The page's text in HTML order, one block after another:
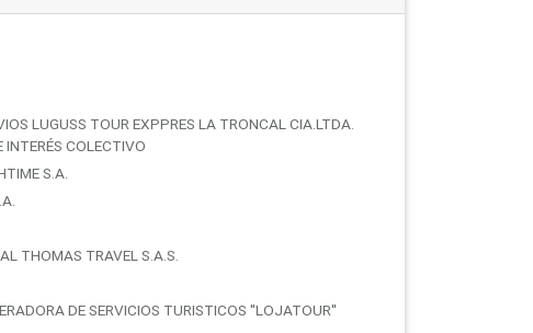
LUGUSS TOUR EXPPRES LA TRONCAL CIA.LTDA.
INTERÉS COLECTIVO
S.A.
THOMAS TRAVEL S.A.S.
DE SERVICIOS TURISTICOS ''LOJATOUR''